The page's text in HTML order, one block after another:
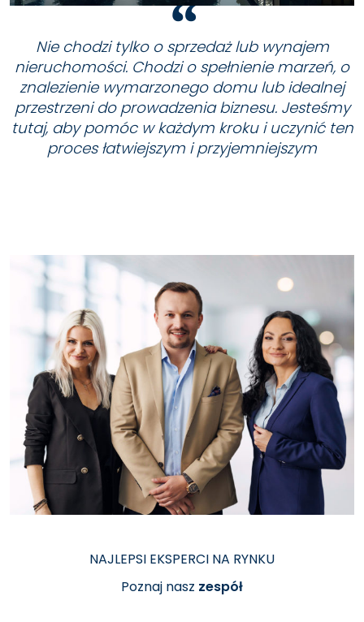
Nie chodzi tylko o sprzedaż lub wynajem
nieruchomości. Chodzi o spełnienie marzeń, o
znalezienie wymarzonego domu lub idealnej
przestrzeni do prowadzenia biznesu. Jesteśmy
tutaj, aby pomóc w każdym kroku i uczynić ten
proces łatwiejszym i przyjemniejszym
NAJLEPSI EKSPERCI NA RYNKU
Poznaj nasz zespół